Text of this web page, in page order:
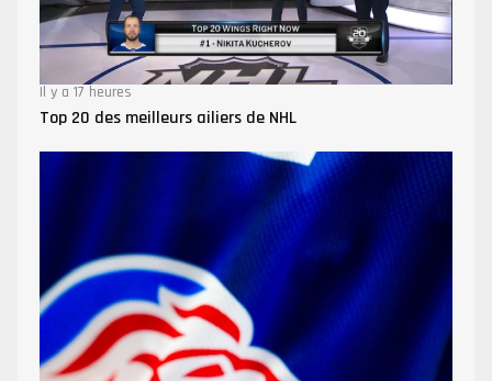
Il y a 17 heures
Top 20 des meilleurs ailiers de NHL